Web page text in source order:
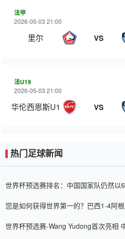
法甲
2026-05-03 21:00
里尔 VS
法U19
2026-05-03 21:00
华伦西恩斯U19 VS
热门足球新闻
世界杯预选赛排名：中国国家队仍然以
您是如何获得世界第一的？巴西1-4阿
世界杯预选赛-Wang Yudong首次亮相